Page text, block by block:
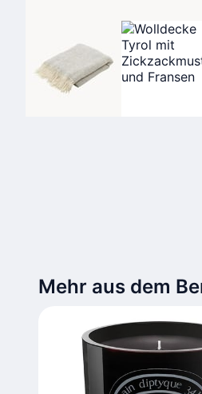
Mehr aus dem